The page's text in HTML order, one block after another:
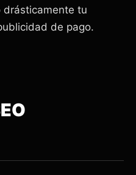
drásticamente tu
de pago.